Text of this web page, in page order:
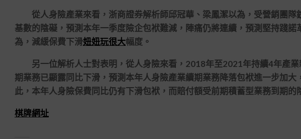
從人身險產業來看，浙商證券解析師邱冠華、梁鳳潔以為，受營銷團隊
基數的陰礙，預測本年一季度險企包袱難減，陣痛仍將連續，預測堅持踐
為，減緩保費下滑妞妞玩很大幅度。
另一位解析人士對表明，從人身險來看，2018年至2021年持續4年產業
期業務已顯露同比下滑，預測本年人身險產業續期業務降落包袱進一步加大
此，本年人身險保費同比仍有下滑包袱，而賠付額受前期積蓄型業務到期的
棋牌網址